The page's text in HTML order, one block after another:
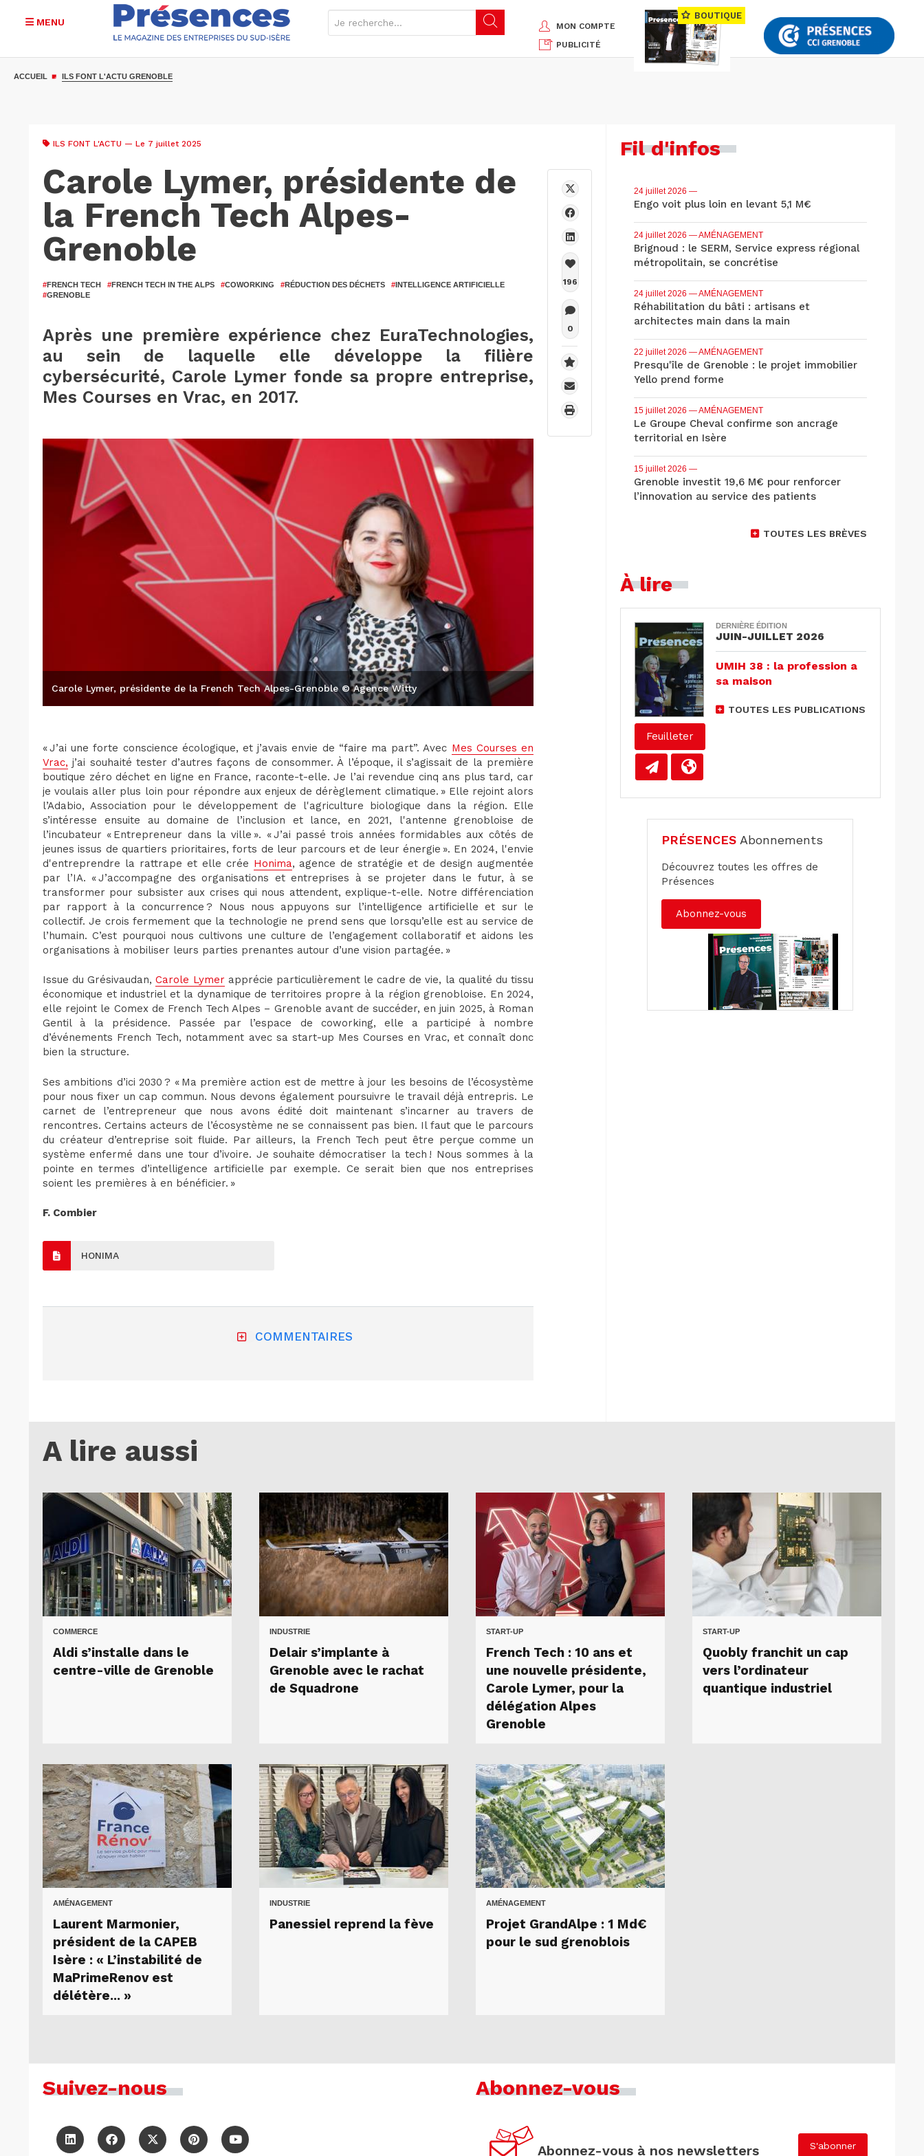
MENU
MON COMPTE
PUBLICITÉ
BOUTIQUE
ACCUEIL ILS FONT L'ACTU GRENOBLE
ILS FONT L'ACTU — Le 7 juillet 2025
Carole Lymer, présidente de
la French Tech Alpes-
Grenoble
#FRENCH TECH #FRENCH TECH IN THE ALPS #COWORKING #RÉDUCTION DES DÉCHETS #INTELLIGENCE ARTIFICIELLE
#GRENOBLE
Après une première expérience chez EuraTechnologies,
au sein de laquelle elle développe la filière
cybersécurité, Carole Lymer fonde sa propre entreprise,
Mes Courses en Vrac, en 2017.
Carole Lymer, présidente de la French Tech Alpes-Grenoble © Agence Witty
« J’ai une forte conscience écologique, et j’avais envie de “faire ma part”. Avec Mes Courses en
Vrac, j’ai souhaité tester d’autres façons de consommer. À l’époque, il s’agissait de la première
boutique zéro déchet en ligne en France, raconte-t-elle. Je l’ai revendue cinq ans plus tard, car
je voulais aller plus loin pour répondre aux enjeux de dérèglement climatique. » Elle rejoint alors
l’Adabio, Association pour le développement de l'agriculture biologique dans la région. Elle
s’intéresse ensuite au domaine de l’inclusion et lance, en 2021, l'antenne grenobloise de
l’incubateur « Entrepreneur dans la ville ». « J’ai passé trois années formidables aux côtés de
jeunes issus de quartiers prioritaires, forts de leur parcours et de leur énergie ». En 2024, l'envie
d'entreprendre la rattrape et elle crée Honima, agence de stratégie et de design augmentée
par l’IA. « J’accompagne des organisations et entreprises à se projeter dans le futur, à se
transformer pour subsister aux crises qui nous attendent, explique-t-elle. Notre différenciation
par rapport à la concurrence ? Nous nous appuyons sur l’intelligence artificielle et sur le
collectif. Je crois fermement que la technologie ne prend sens que lorsqu’elle est au service de
l’humain. C’est pourquoi nous cultivons une culture de l’engagement collaboratif et aidons les
organisations à mobiliser leurs parties prenantes autour d’une vision partagée. »
Issue du Grésivaudan,Carole Lymer apprécie particulièrement le cadre de vie, la qualité du tissu
économique et industriel et la dynamique de territoires propre à la région grenobloise. En 2024,
elle rejoint le Comex de French Tech Alpes – Grenoble avant de succéder, en juin 2025, à Roman
Gentil à la présidence. Passée par l’espace de coworking, elle a participé à nombre
d’événements French Tech, notamment avec sa start-up Mes Courses en Vrac, et connaît donc
bien la structure.
Ses ambitions d’ici 2030 ? « Ma première action est de mettre à jour les besoins de l’écosystème
pour nous fixer un cap commun. Nous devons également poursuivre le travail déjà entrepris. Le
carnet de l’entrepreneur que nous avons édité doit maintenant s’incarner au travers de
rencontres. Certains acteurs de l’écosystème ne se connaissent pas bien. Il faut que le parcours
du créateur d’entreprise soit fluide. Par ailleurs, la French Tech peut être perçue comme un
système enfermé dans une tour d’ivoire. Je souhaite démocratiser la tech ! Nous sommes à la
pointe en termes d’intelligence artificielle par exemple. Ce serait bien que nos entreprises
soient les premières à en bénéficier. »
F. Combier
HONIMA
COMMENTAIRES
196
0
Fil d'infos
24 juillet 2026 —
Engo voit plus loin en levant 5,1 M€
24 juillet 2026 — AMÉNAGEMENT
Brignoud : le SERM, Service express régional
métropolitain, se concrétise
24 juillet 2026 — AMÉNAGEMENT
Réhabilitation du bâti : artisans et
architectes main dans la main
22 juillet 2026 — AMÉNAGEMENT
Presqu'île de Grenoble : le projet immobilier
Yello prend forme
15 juillet 2026 — AMÉNAGEMENT
Le Groupe Cheval confirme son ancrage
territorial en Isère
15 juillet 2026 —
Grenoble investit 19,6 M€ pour renforcer
l’innovation au service des patients
TOUTES LES BRÈVES
À lire
Feuilleter
DERNIÈRE ÉDITION
JUIN-JUILLET 2026
UMIH 38 : la profession a
sa maison
TOUTES LES PUBLICATIONS
PRÉSENCES Abonnements
Découvrez toutes les offres de
Présences
Abonnez-vous
A lire aussi
COMMERCE
Aldi s’installe dans le
centre-ville de Grenoble
INDUSTRIE
Delair s’implante à
Grenoble avec le rachat
de Squadrone
START-UP
French Tech : 10 ans et
une nouvelle présidente,
Carole Lymer, pour la
délégation Alpes
Grenoble
START-UP
Quobly franchit un cap
vers l’ordinateur
quantique industriel
AMÉNAGEMENT
Laurent Marmonier,
président de la CAPEB
Isère : « L’instabilité de
MaPrimeRenov est
délétère... »
INDUSTRIE
Panessiel reprend la fève
AMÉNAGEMENT
Projet GrandAlpe : 1 Md€
pour le sud grenoblois
Suivez-nous Abonnez-vous
Abonnez-vous à nos newsletters S'abonner